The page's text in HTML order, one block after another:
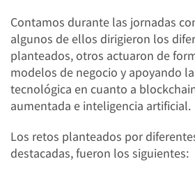
Contamos durante las jornadas
algunos de ellos dirigieron los
planteados, otros actuaron de
modelos de negocio y apoyando
tecnológica en cuanto a
aumentada e inteligencia artificial.
Los retos planteados por
destacadas, fueron los siguientes: